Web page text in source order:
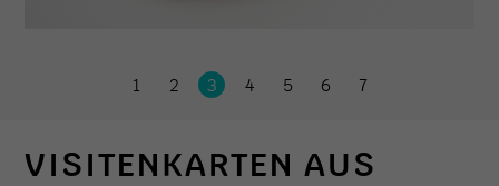
1 2 3 4 5 6 7
VISITENKARTEN AUS